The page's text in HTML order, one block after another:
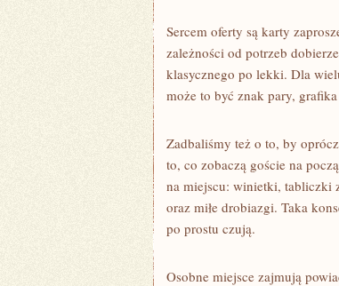
Sercem oferty są karty
zależności od potrzeb
klasycznego po lekki. Dla
może to być znak pary,
Zadbaliśmy też o to, by
to, co zobaczą goście na
na miejscu: winietki, tabliczki
oraz miłe drobiazgi. Taka
po prostu czują.
Osobne miejsce zajmują